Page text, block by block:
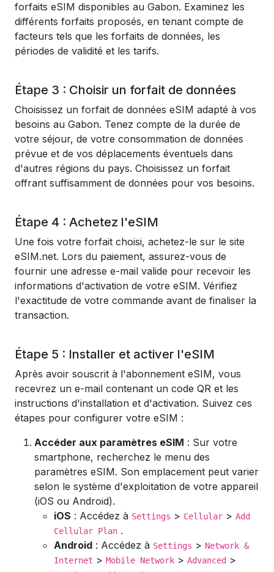
forfaits eSIM disponibles au Gabon. Examinez les
différents forfaits proposés, en tenant compte de
facteurs tels que les forfaits de données, les
périodes de validité et les tarifs.
Étape 3 : Choisir un forfait de données
Choisissez un forfait de données eSIM adapté à vos
besoins au Gabon. Tenez compte de la durée de
votre séjour, de votre consommation de données
prévue et de vos déplacements éventuels dans
d'autres régions du pays. Choisissez un forfait
offrant suffisamment de données pour vos besoins.
Étape 4 : Achetez l'eSIM
Une fois votre forfait choisi, achetez-le sur le site
eSIM.net. Lors du paiement, assurez-vous de
fournir une adresse e-mail valide pour recevoir les
informations d'activation de votre eSIM. Vérifiez
l'exactitude de votre commande avant de finaliser la
transaction.
Étape 5 : Installer et activer l'eSIM
Après avoir souscrit à l'abonnement eSIM, vous
recevrez un e-mail contenant un code QR et les
instructions d'installation et d'activation. Suivez ces
étapes pour configurer votre eSIM :
Accéder aux paramètres eSIM : Sur votre
smartphone, recherchez le menu des
paramètres eSIM. Son emplacement peut varier
selon le système d'exploitation de votre appareil
(iOS ou Android).
iOS : Accédez à Settings > Cellular > Add
Cellular Plan .
Android : Accédez à Settings > Network &
Internet > Mobile Network > Advanced >